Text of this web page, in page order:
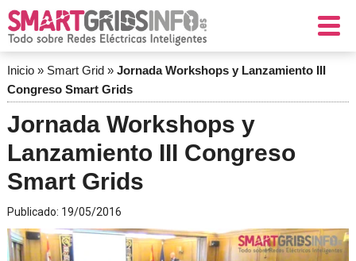
Inicio» Smart Grid» Jornada Workshops y Lanzamiento III
Congreso Smart Grids
Jornada Workshops y
Lanzamiento III Congreso
Smart Grids
Publicado: 19/05/2016